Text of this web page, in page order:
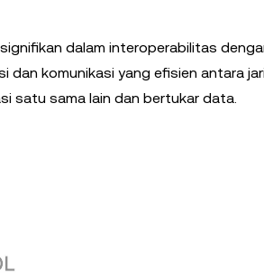
dalam interoperabilitas
dan komunikasi yang efisien antara
satu sama lain dan bertukar data.